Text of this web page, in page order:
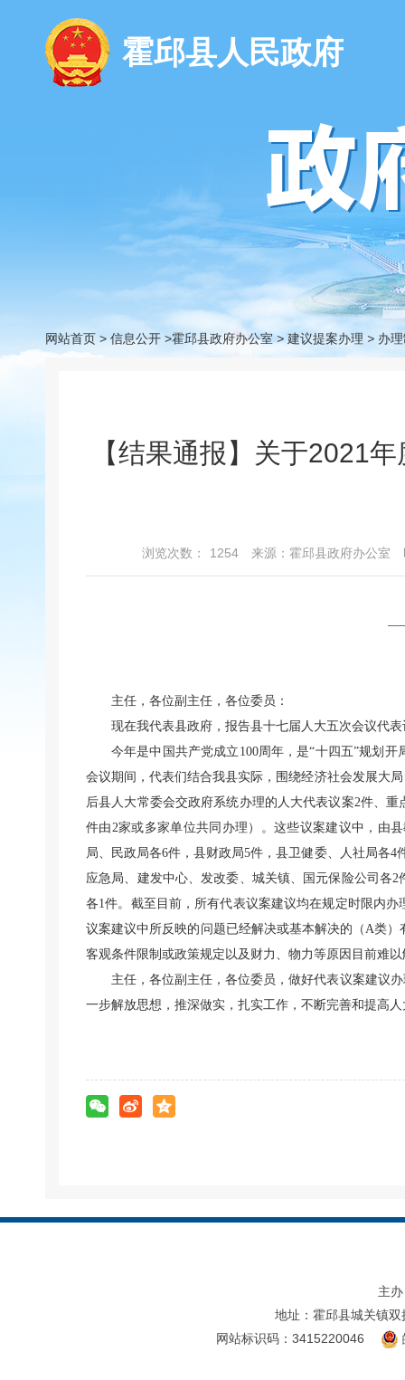
霍邱县人民政府
网站首页 > 信息公开 >霍邱县政府办公室 > 建议提案办理 > 办
【结果通报】关于2021
浏览次数： 1254 来源：霍邱县政府办公室
主任，各位副主任，各位委员：
现在我代表县政府，报告县十七届人大五次会议代
今年是中国共产党成立100周年，是“十四五”规划
会议期间，代表们结合我县实际，围绕经济社会发展大
后县人大常委会交政府系统办理的人大代表议案2件、
件由2家或多家单位共同办理）。这些议案建议中，由
局、民政局各6件，县财政局5件，县卫健委、人社局各
应急局、建发中心、发改委、城关镇、国元保险公司各
各1件。截至目前，所有代表议案建议均在规定时限内
议案建议中所反映的问题已经解决或基本解决的（A类
客观条件限制或政策规定以及财力、物力等原因目前难
主任，各位副主任，各位委员，做好代表议案建议
一步解放思想，推深做实，扎实工作，不断完善和提高
主
地址：霍邱县城关镇双
网站标识码：3415220046